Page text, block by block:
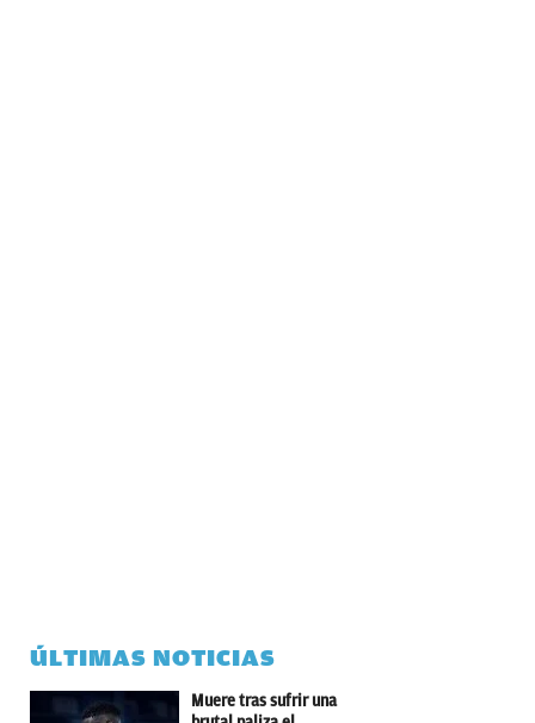
ÚLTIMAS NOTICIAS
Muere tras sufrir una